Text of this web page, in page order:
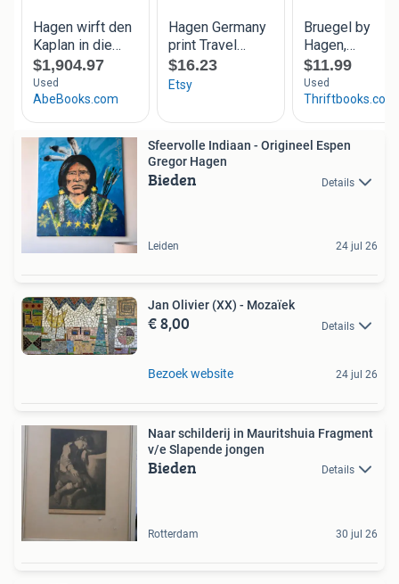
Sfeervolle Indiaan - Origineel Espen
Gregor Hagen
Bieden Details
Leiden 24 jul 26
Jan Olivier (XX) - Mozaïek
€ 8,00 Details
Bezoek website 24 jul 26
Naar schilderij in Mauritshuia Fragment
v/e Slapende jongen
Bieden Details
Rotterdam 30 jul 26